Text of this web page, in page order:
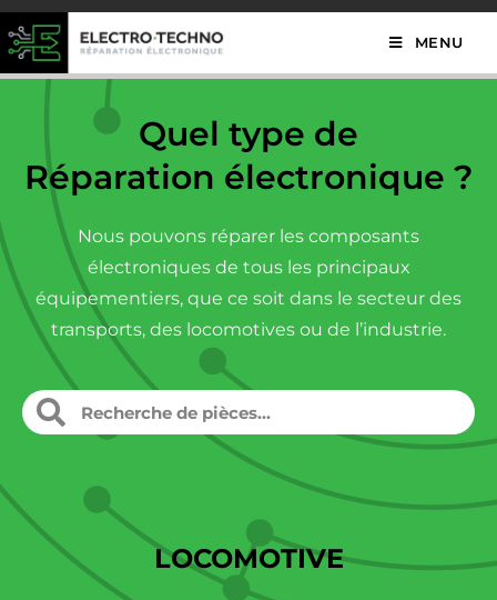
MENU
Quel type de
Réparation électronique ?
Nous pouvons réparer les composants
électroniques de tous les principaux
équipementiers, que ce soit dans le secteur des
transports, des locomotives ou de l’industrie.
LOCOMOTIVE